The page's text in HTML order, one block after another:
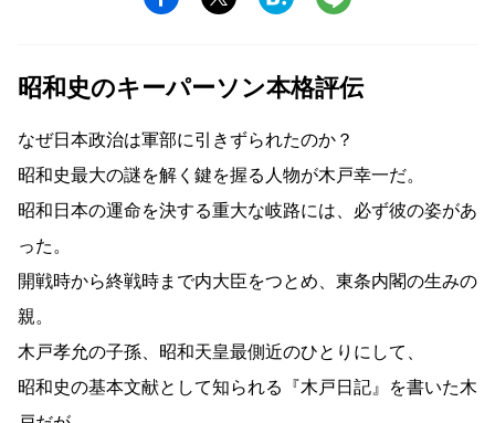
昭和史のキーパーソン本格評伝
なぜ日本政治は軍部に引きずられたのか？
昭和史最大の謎を解く鍵を握る人物が木戸幸一だ。
昭和日本の運命を決する重大な岐路には、必ず彼の姿があ
った。
開戦時から終戦時まで内大臣をつとめ、東条内閣の生みの
親。
木戸孝允の子孫、昭和天皇最側近のひとりにして、
昭和史の基本文献として知られる『木戸日記』を書いた木